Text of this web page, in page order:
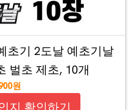
초기 2도날 예초기날
벌초 제초, 10개
원